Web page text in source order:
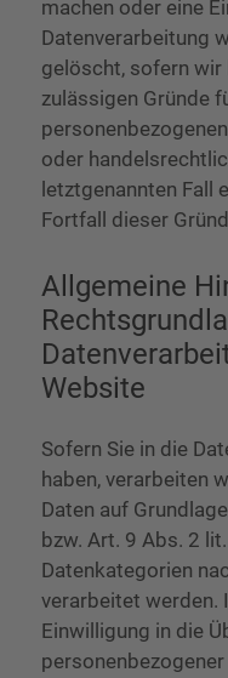
machen oder eine
Datenverarbeitung
gelöscht, sofern wir
zulässigen Gründe
oder
letztgenannten Fall
Fortfall dieser
Allgemeine
Website
Sofern Sie in die
haben, verarbeiten
Daten auf
bzw. Art. 9 Abs. 2
Datenkategorien
verarbeitet werden.
Einwilligung in die